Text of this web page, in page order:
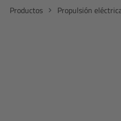
Productos Propulsión